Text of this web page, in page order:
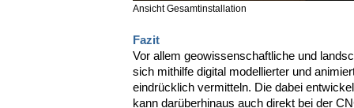
Ansicht Gesamtinstallation
Fazit
Vor allem geowissenschaftliche und
sich mithilfe digital modellierter und
eindrücklich vermitteln. Die dabei
kann darüberhinaus auch direkt bei der